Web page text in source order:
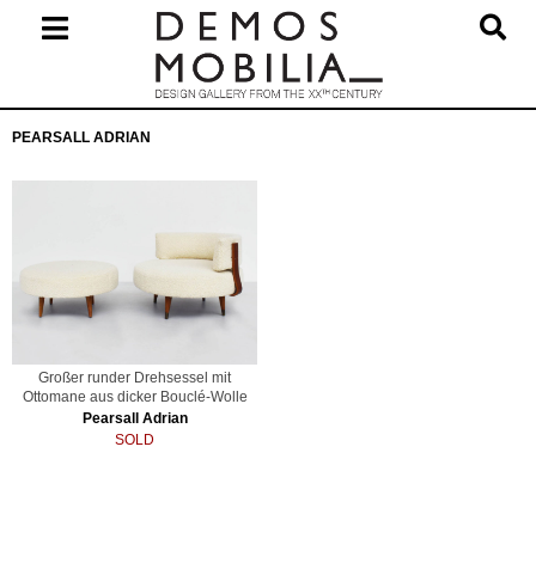
Navigation
PEARSALL ADRIAN
Großer runder Drehsessel mit
Ottomane aus dicker Bouclé-Wolle
Pearsall Adrian
SOLD